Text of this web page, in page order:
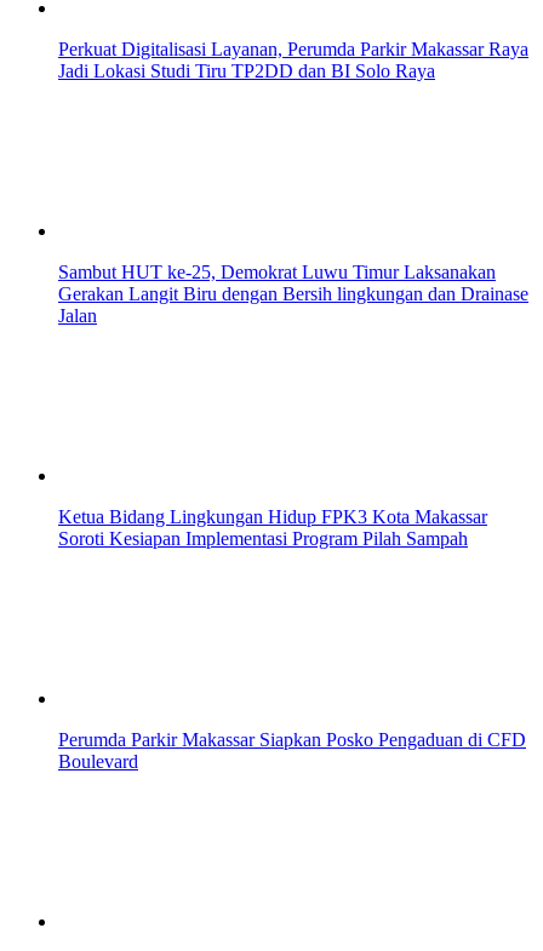
Perkuat Digitalisasi Layanan, Perumda Parkir Makassar Raya
Jadi Lokasi Studi Tiru TP2DD dan BI Solo Raya
Sambut HUT ke-25, Demokrat Luwu Timur Laksanakan
Gerakan Langit Biru dengan Bersih lingkungan dan Drainase
Jalan
Ketua Bidang Lingkungan Hidup FPK3 Kota Makassar
Soroti Kesiapan Implementasi Program Pilah Sampah
Perumda Parkir Makassar Siapkan Posko Pengaduan di CFD
Boulevard